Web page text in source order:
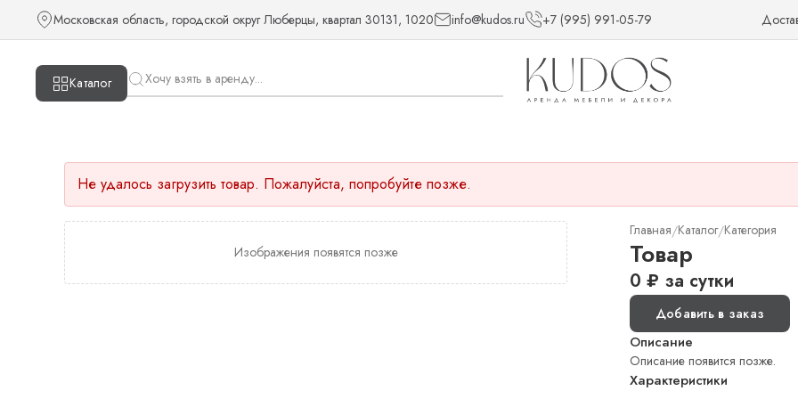
Московская область, городской округ Люберцы, квартал 30131, 1020 info@kudos.ru +7 (995) 991-05-79
Каталог
Не удалось загрузить товар. Пожалуйста, попробуйте позже.
Изображения появятся позже
Главная/Каталог/Категория
Товар
0 ₽ за сутки
Добавить в заказ
Описание
Описание появится позже.
Характеристики